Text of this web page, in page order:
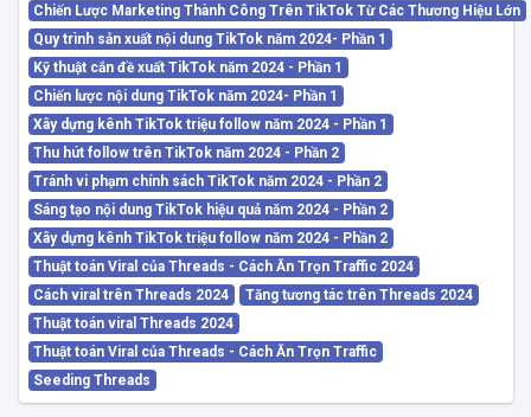
Chiến Lược Marketing Thành Công Trên TikTok Từ Các Thương Hiệu Lớn
Quy trình sản xuất nội dung TikTok năm 2024- Phần 1
Kỹ thuật cắn đề xuất TikTok năm 2024 - Phần 1
Chiến lược nội dung TikTok năm 2024- Phần 1
Xây dựng kênh TikTok triệu follow năm 2024 - Phần 1
Thu hút follow trên TikTok năm 2024 - Phần 2
Tránh vi phạm chính sách TikTok năm 2024 - Phần 2
Sáng tạo nội dung TikTok hiệu quả năm 2024 - Phần 2
Xây dựng kênh TikTok triệu follow năm 2024 - Phần 2
Thuật toán Viral của Threads - Cách Ăn Trọn Traffic 2024
Cách viral trên Threads 2024
Tăng tương tác trên Threads 2024
Thuật toán viral Threads 2024
Thuật toán Viral của Threads - Cách Ăn Trọn Traffic
Seeding Threads